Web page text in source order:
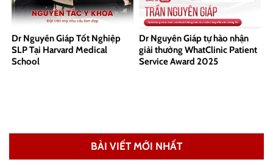
Dr Nguyên Giáp Tốt Nghiệp
SLP Tại Harvard Medical
School
Dr Nguyên Giáp tự hào nhận
giải thưởng WhatClinic Patient
Service Award 2025
BÀI VIẾT MỚI NHẤT